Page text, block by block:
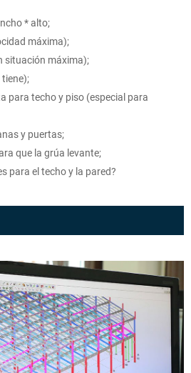
* alto;
máxima);
situación máxima);
para techo y piso (especial para
y puertas;
que la grúa levante;
para el techo y la pared?